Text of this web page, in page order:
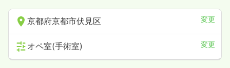
京都府京都市伏見区 変更
オペ室(手術室) 変更